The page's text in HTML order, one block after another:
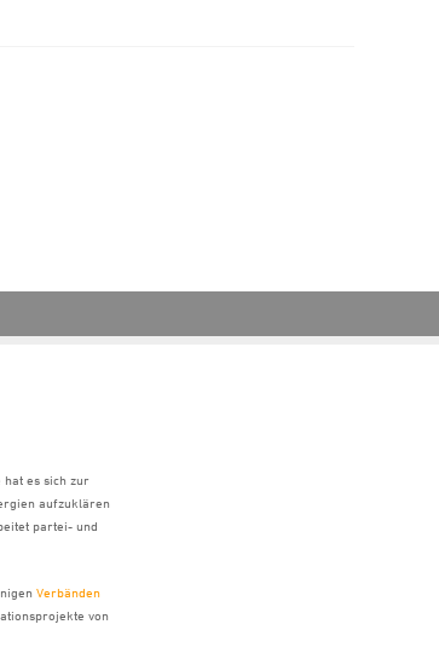
hat es sich zur
aufzuklären
partei- und
Verbänden
von